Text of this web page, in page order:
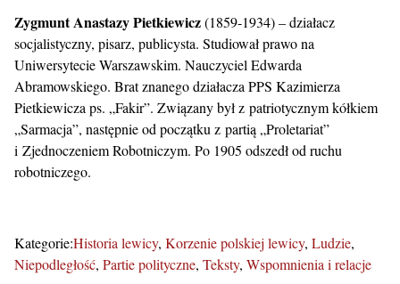
Zygmunt Anastazy Pietkiewicz(1859-1934) – działacz
socjalistyczny, pisarz, publicysta. Studiował prawo na
Uniwersytecie Warszawskim. Nauczyciel Edwarda
Abramowskiego. Brat znanego działacza PPS Kazimierza
Pietkiewicza ps. „Fakir”. Związany był z patriotycznym kółkiem
„Sarmacja”, następnie od początku z partią „Proletariat”
i Zjednoczeniem Robotniczym. Po 1905 odszedł od ruchu
robotniczego.
Kategorie:Historia lewicy Korzenie polskiej lewicy Ludzie
Niepodległość Partie polityczne Teksty Wspomnienia i relacje